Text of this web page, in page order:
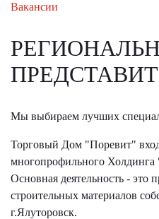
Вакансии
Мы выбираем лучших
Торговый Дом "Поревит"
многопрофильного
Основная деятельность - это
строительных материалов
г.Ялуторовск.